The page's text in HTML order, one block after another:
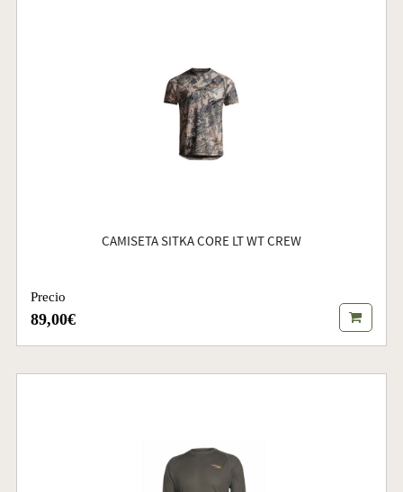
CAMISETA SITKA CORE LT WT CREW
Precio
89,00€